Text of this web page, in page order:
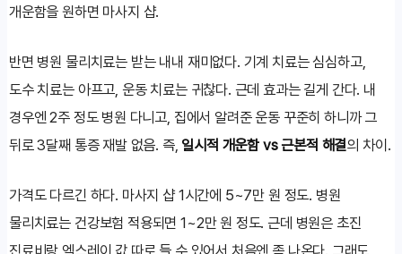
개운함을 원하면 마사지 샵.
반면 병원 물리치료는 받는 내내 재미없다. 기계 치료는 심심하고,
도수 치료는 아프고, 운동 치료는 귀찮다. 근데 효과는 길게 간다. 내
경우엔 2주 정도 병원 다니고, 집에서 알려준 운동 꾸준히 하니까 그
뒤로 3달째 통증 재발 없음. 즉, 일시적 개운함 vs 근본적 해결의 차이.
가격도 다르긴 하다. 마사지 샵 1시간에 5~7만 원 정도. 병원
물리치료는 건강보험 적용되면 1~2만 원 정도. 근데 병원은 초진